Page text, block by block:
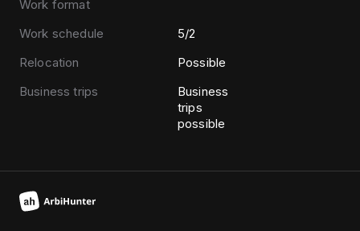
Work format
Work schedule
5/2
Relocation
Possible
Business trips
Business
trips
possible